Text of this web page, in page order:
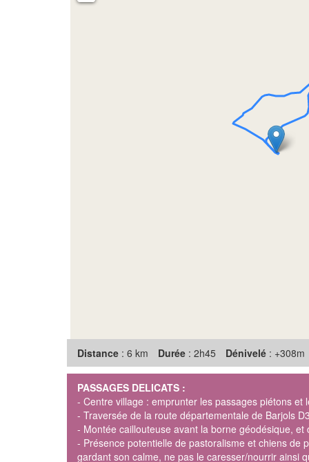
Distance : 6 km Durée : 2h45 Dénivelé : +308m
PASSAGES DELICATS :
- Centre village : emprunter les passages piétons et
- Traversée de la route départementale de Barjols
- Montée caillouteuse avant la borne géodésique, et
- Présence potentielle de pastoralisme et chiens de
gardant son calme, ne pas le caresser/nourrir ainsi